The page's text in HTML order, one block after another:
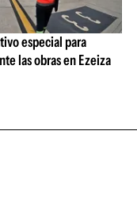
especial para
las obras en Ezeiza